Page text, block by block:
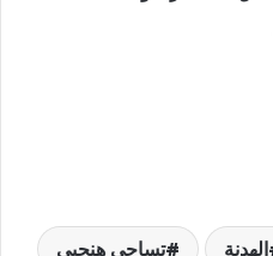
الهدنة
تساحي هنجبي